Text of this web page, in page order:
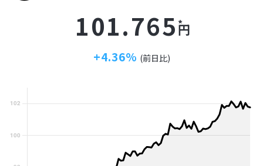
101.765 円
+4.36% (前日比)